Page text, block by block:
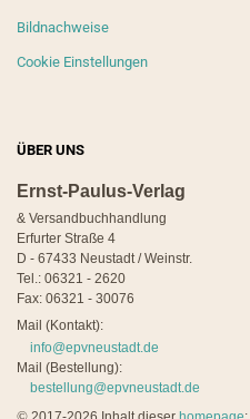
Bildnachweise
Cookie Einstellungen
ÜBER UNS
Ernst-Paulus-Verlag
& Versandbuchhandlung
Erfurter Straße 4
D - 67433 Neustadt / Weinstr.
Tel.: 06321 - 2620
Fax: 06321 - 30076
Mail (Kontakt):
info@epvneustadt.de
Mail (Bestellung):
bestellung@epvneustadt.de